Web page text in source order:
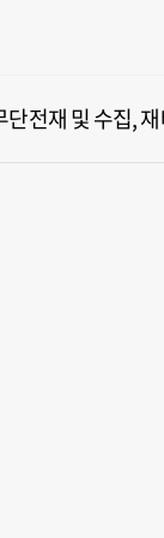
전재 및 수집,